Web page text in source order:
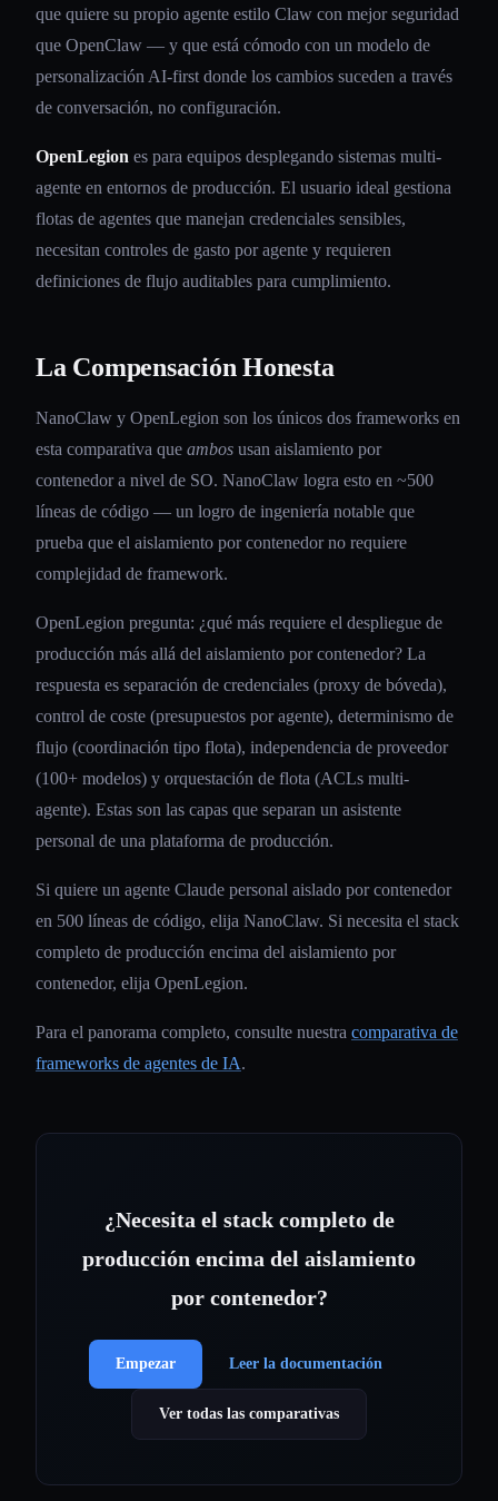
que quiere su propio agente estilo Claw con mejor seguridad
que OpenClaw — y que está cómodo con un modelo de
personalización AI-first donde los cambios suceden a través
de conversación, no configuración.
OpenLegion es para equipos desplegando sistemas multi-
agente en entornos de producción. El usuario ideal gestiona
flotas de agentes que manejan credenciales sensibles,
necesitan controles de gasto por agente y requieren
definiciones de flujo auditables para cumplimiento.
La Compensación Honesta
NanoClaw y OpenLegion son los únicos dos frameworks en
esta comparativa que ambos usan aislamiento por
contenedor a nivel de SO. NanoClaw logra esto en ~500
líneas de código — un logro de ingeniería notable que
prueba que el aislamiento por contenedor no requiere
complejidad de framework.
OpenLegion pregunta: ¿qué más requiere el despliegue de
producción más allá del aislamiento por contenedor? La
respuesta es separación de credenciales (proxy de bóveda),
control de coste (presupuestos por agente), determinismo de
flujo (coordinación tipo flota), independencia de proveedor
(100+ modelos) y orquestación de flota (ACLs multi-
agente). Estas son las capas que separan un asistente
personal de una plataforma de producción.
Si quiere un agente Claude personal aislado por contenedor
en 500 líneas de código, elija NanoClaw. Si necesita el stack
completo de producción encima del aislamiento por
contenedor, elija OpenLegion.
Para el panorama completo, consulte nuestra comparativa de
frameworks de agentes de IA.
¿Necesita el stack completo de
producción encima del aislamiento
por contenedor?
Empezar Leer la documentación
Ver todas las comparativas